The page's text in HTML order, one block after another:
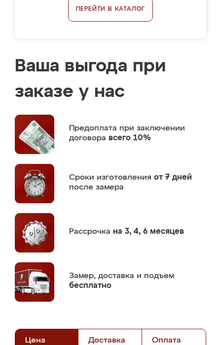
ПЕРЕЙТИ В КАТАЛОГ
Ваша выгода при
заказе у нас
Предоплата при заключении
договора всего 10%
Сроки изготовления от 7 дней
после замера
Рассрочка на 3, 4, 6 месяцев
Замер, доставка и подъем
бесплатно
Цена Доставка Оплата